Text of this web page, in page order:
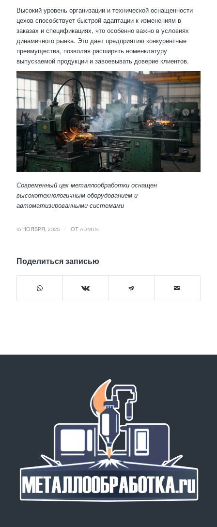
Высокий уровень организации и технической оснащенности
цехов способствует быстрой адаптации к изменениям в
заказах и спецификациях, что особенно важно в условиях
динамичного рынка. Это дает предприятию конкурентные
преимущества, позволяя расширять номенклатуру
выпускаемой продукции и завоевывать доверие клиентов.
Современный цех металлообработки оснащен
высокотехнологичным оборудованием и
автоматизированными системами
15 НОЯБРЯ, 2025 ОТ ADMIN
Поделиться записью